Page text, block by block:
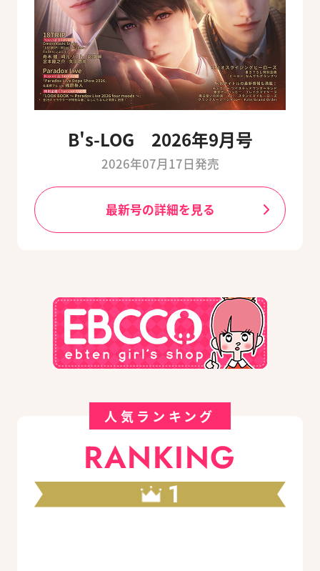
B's-LOG 2026年9月号
2026年07月17日発売
最新号の詳細を見る
人気ランキング
RANKING
1